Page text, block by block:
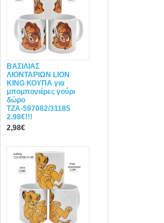
ΒΑΣΙΛΙΑΣ
ΛΙΟΝΤΑΡΙΩΝ LION
KING ΚΟΥΠΑ για
μπομπονιέρες γούρι
δώρο
ΤΖΑ-597082/31185
2.98€!!!
2,98€